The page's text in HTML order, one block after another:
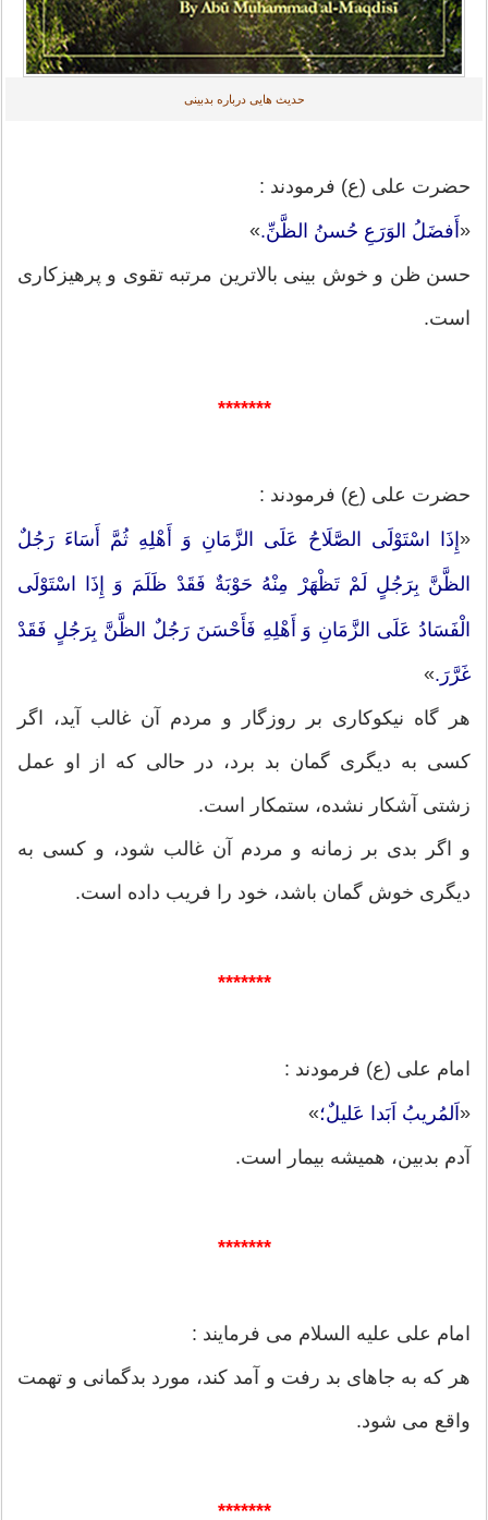
حدیث هایی درباره بدبینی
حضرت على (ع) فرمودند :
« أَفضَلُ الوَرَعِ حُسنُ الظَّنِّ.»
حسن ظن و خوش بینی بالاترین مرتبه تقوی و پرهیزکاری
است.
*******
حضرت على (ع) فرمودند :
« إِذَا اسْتَوْلَی الصَّلَاحُ عَلَی الزَّمَانِ وَ أَهْلِهِ ثُمَّ أَسَاءَ رَجُلٌ
الظَّنَّ بِرَجُلٍ لَمْ تَظْهَرْ مِنْهُ حَوْبَةٌ فَقَدْ ظَلَمَ وَ إِذَا اسْتَوْلَی
الْفَسَادُ عَلَی الزَّمَانِ وَ أَهْلِهِ فَأَحْسَنَ رَجُلٌ الظَّنَّ بِرَجُلٍ فَقَدْ
غَرَّرَ.»
هر گاه نیکوکاری بر روزگار و مردم آن غالب آید، اگر
کسی به دیگری گمان بد برد، در حالی که از او عمل
زشتی آشکار نشده، ستمکار است.
و اگر بدی بر زمانه و مردم آن غالب شود، و کسی به
دیگری خوش گمان باشد، خود را فریب داده است.
*******
امام على (ع) فرمودند :
« اَلمُريبُ اَبَدا عَليلٌ؛»
آدم بدبين، هميشه بيمار است.
*******
امام على علیه السلام می فرمایند :
هر كه به جاهاى بد رفت و آمد كند، مورد بدگمانى و تهمت
واقع مى شود.
*******